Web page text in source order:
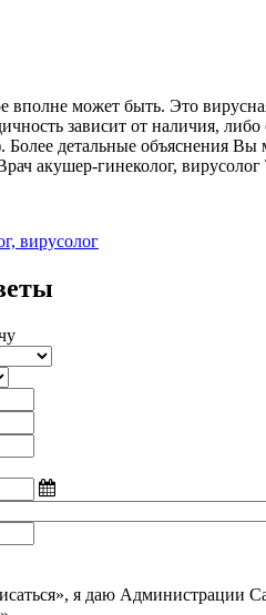
вполне может быть. Это
зависит от наличия,
детальные объяснения Вы
акушер-гинеколог,
вирусолог
я даю Администрации